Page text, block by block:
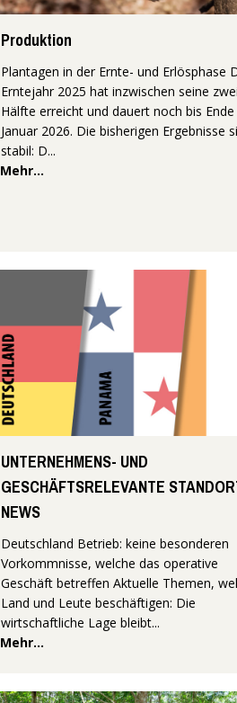
Produktion
Plantagen in der Ernte- und Erlösphase
Erntejahr 2025 hat inzwischen seine
Hälfte erreicht und dauert noch bis Ende
Januar 2026. Die bisherigen Ergebnisse
stabil: D...
Mehr...
UNTERNEHMENS- UND
GESCHÄFTSRELEVANTE
NEWS
Deutschland Betrieb: keine besonderen
Vorkommnisse, welche das operative
Geschäft betreffen Aktuelle Themen,
Land und Leute beschäftigen: Die
wirtschaftliche Lage bleibt...
Mehr...